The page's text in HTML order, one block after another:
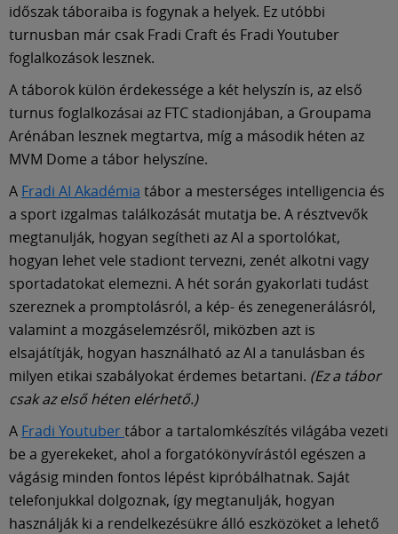
időszak táboraiba is fogynak a helyek. Ez utóbbi
turnusban már csak Fradi Craft és Fradi Youtuber
foglalkozások lesznek.
A táborok külön érdekessége a két helyszín is, az első
turnus foglalkozásai az FTC stadionjában, a Groupama
Arénában lesznek megtartva, míg a második héten az
MVM Dome a tábor helyszíne.
A Fradi AI Akadémia tábor a mesterséges intelligencia és
a sport izgalmas találkozását mutatja be. A résztvevők
megtanulják, hogyan segítheti az AI a sportolókat,
hogyan lehet vele stadiont tervezni, zenét alkotni vagy
sportadatokat elemezni. A hét során gyakorlati tudást
szereznek a promptolásról, a kép- és zenegenerálásról,
valamint a mozgáselemzésről, miközben azt is
elsajátítják, hogyan használható az AI a tanulásban és
milyen etikai szabályokat érdemes betartani. (Ez a tábor
csak az első héten elérhető.)
A Fradi Youtubertábor a tartalomkészítés világába vezeti
be a gyerekeket, ahol a forgatókönyvírástól egészen a
vágásig minden fontos lépést kipróbálhatnak. Saját
telefonjukkal dolgoznak, így megtanulják, hogyan
használják ki a rendelkezésükre álló eszközöket a lehető